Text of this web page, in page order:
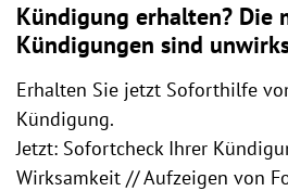
Kündigung erhalten? Die
Kündigungen sind
Erhalten Sie jetzt Soforthilfe
Kündigung.
Jetzt: Sofortcheck Ihrer
Wirksamkeit // Aufzeigen von